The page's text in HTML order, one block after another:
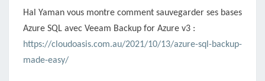
Hal Yaman vous montre comment sauvegarder ses bases
Azure SQL avec Veeam Backup for Azure v3 :
https://cloudoasis.com.au/2021/10/13/azure-sql-backup-
made-easy/